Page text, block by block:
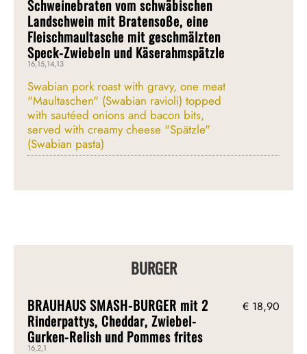
Schweinebraten vom schwäbischen
Landschwein mit Bratensoße, eine
Fleischmaultasche mit geschmälzten
Speck-Zwiebeln und Käserahmspätzle
16,15,14,13
Swabian pork roast with gravy, one meat
"Maultaschen" (Swabian ravioli) topped
with sautéed onions and bacon bits,
served with creamy cheese "Spätzle"
(Swabian pasta)
BURGER
BRAUHAUS SMASH-BURGER mit 2
Rinderpattys, Cheddar, Zwiebel-
Gurken-Relish und Pommes frites
16,2,1
€ 18,90